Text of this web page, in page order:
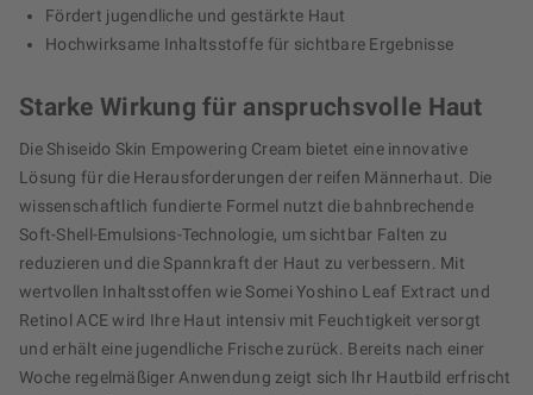
Fördert jugendliche und gestärkte Haut
Hochwirksame Inhaltsstoffe für sichtbare Ergebnisse
Starke Wirkung für anspruchsvolle Haut
Die Shiseido Skin Empowering Cream bietet eine innovative
Lösung für die Herausforderungen der reifen Männerhaut. Die
wissenschaftlich fundierte Formel nutzt die bahnbrechende
Soft-Shell-Emulsions-Technologie, um sichtbar Falten zu
reduzieren und die Spannkraft der Haut zu verbessern. Mit
wertvollen Inhaltsstoffen wie Somei Yoshino Leaf Extract und
Retinol ACE wird Ihre Haut intensiv mit Feuchtigkeit versorgt
und erhält eine jugendliche Frische zurück. Bereits nach einer
Woche regelmäßiger Anwendung zeigt sich Ihr Hautbild erfrischt